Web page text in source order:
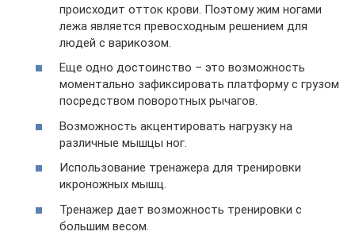
происходит отток крови. Поэтому жим ногами
лежа является превосходным решением для
людей с варикозом.
Еще одно достоинство – это возможность
моментально зафиксировать платформу с грузом
посредством поворотных рычагов.
Возможность акцентировать нагрузку на
различные мышцы ног.
Использование тренажера для тренировки
икроножных мышц.
Тренажер дает возможность тренировки с
большим весом.